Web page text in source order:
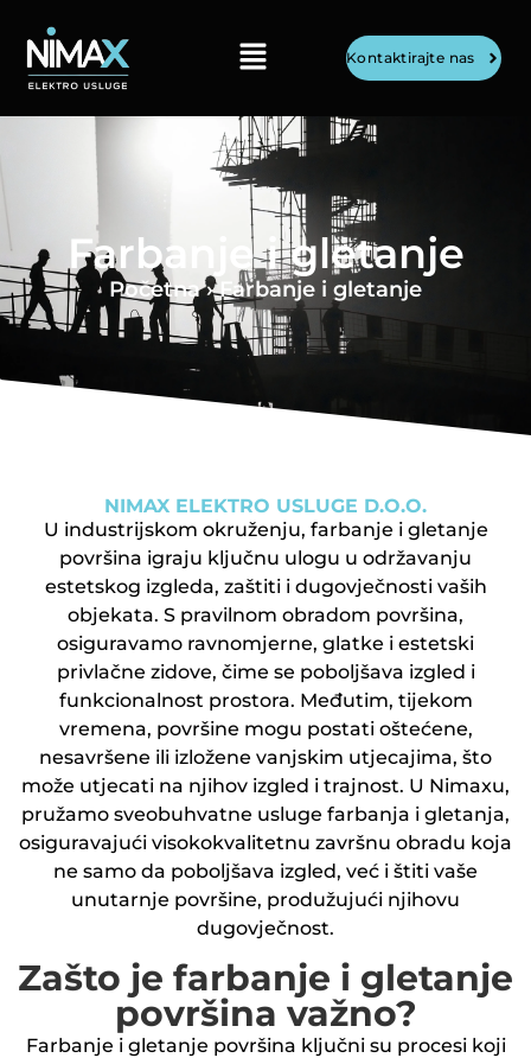
Kontaktirajte nas
Farbanje i gletanje
Početna› Farbanje i gletanje
NIMAX ELEKTRO USLUGE D.O.O.
U industrijskom okruženju, farbanje i gletanje
površina igraju ključnu ulogu u održavanju
estetskog izgleda, zaštiti i dugovječnosti vaših
objekata. S pravilnom obradom površina,
osiguravamo ravnomjerne, glatke i estetski
privlačne zidove, čime se poboljšava izgled i
funkcionalnost prostora. Međutim, tijekom
vremena, površine mogu postati oštećene,
nesavršene ili izložene vanjskim utjecajima, što
može utjecati na njihov izgled i trajnost. U Nimaxu,
pružamo sveobuhvatne usluge farbanja i gletanja,
osiguravajući visokokvalitetnu završnu obradu koja
ne samo da poboljšava izgled, već i štiti vaše
unutarnje površine, produžujući njihovu
dugovječnost.
Zašto je farbanje i gletanje
površina važno?
Farbanje i gletanje površina ključni su procesi koji